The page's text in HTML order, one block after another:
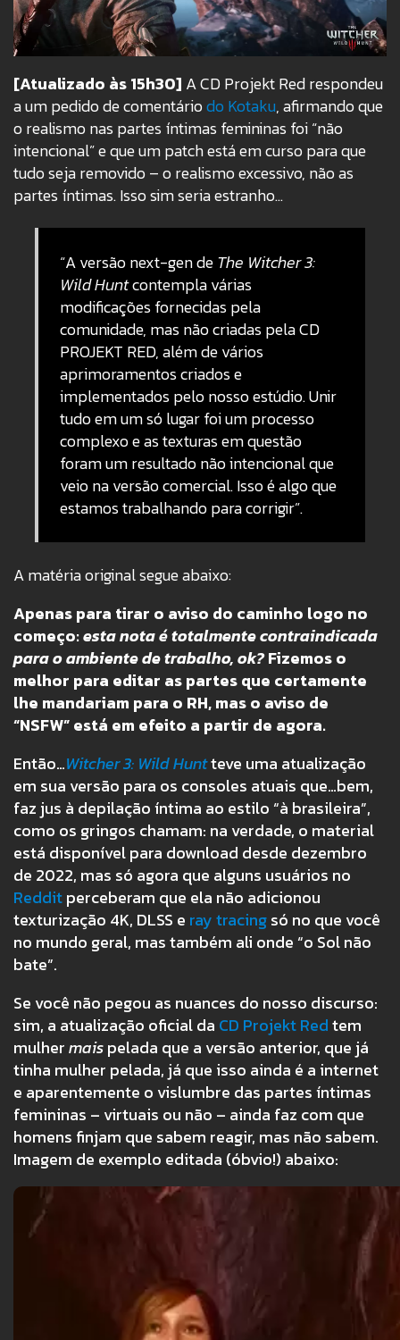
[Atualizado às 15h30] A CD Projekt Red respondeu
a um pedido de comentáriodo Kotaku, afirmando que
o realismo nas partes íntimas femininas foi “não
intencional” e que um patch está em curso para que
tudo seja removido – o realismo excessivo, não as
partes íntimas. Isso sim seria estranho…
“A versão next-gen deThe Witcher 3:
Wild Huntcontempla várias
modificações fornecidas pela
comunidade, mas não criadas pela CD
PROJEKT RED, além de vários
aprimoramentos criados e
implementados pelo nosso estúdio. Unir
tudo em um só lugar foi um processo
complexo e as texturas em questão
foram um resultado não intencional que
veio na versão comercial. Isso é algo que
estamos trabalhando para corrigir”.
A matéria original segue abaixo:
Apenas para tirar o aviso do caminho logo no
começo:esta nota é totalmente contraindicada
para o ambiente de trabalho, ok?Fizemos o
melhor para editar as partes que certamente
lhe mandariam para o RH, mas o aviso de
“NSFW” está em efeito a partir de agora.
Então…Witcher 3: Wild Huntteve uma atualização
em sua versão para os consoles atuais que…bem,
faz jus à depilação íntima ao estilo “à brasileira”,
como os gringos chamam: na verdade, o material
está disponível para download desde dezembro
de 2022, mas só agora que alguns usuários no
Redditperceberam que ela não adicionou
texturização 4K, DLSS e ray tracingsó no que você
no mundo geral, mas também ali onde “o Sol não
bate”.
Se você não pegou as nuances do nosso discurso:
sim, a atualização oficial da CD Projekt Redtem
mulhermaispelada que a versão anterior, que já
tinha mulher pelada, já que isso ainda é a internet
e aparentemente o vislumbre das partes íntimas
femininas – virtuais ou não – ainda faz com que
homens finjam que sabem reagir, mas não sabem.
Imagem de exemplo editada (óbvio!) abaixo: